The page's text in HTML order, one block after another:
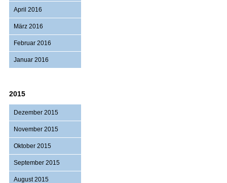
April 2016
März 2016
Februar 2016
Januar 2016
2015
Dezember 2015
November 2015
Oktober 2015
September 2015
August 2015